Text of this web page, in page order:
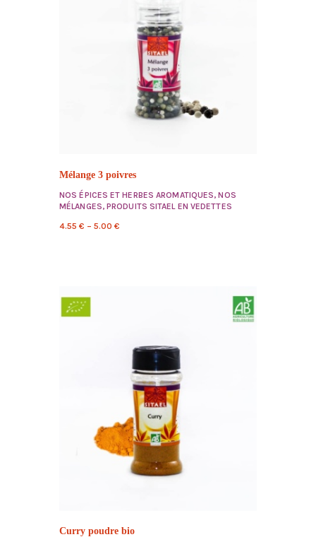
Mélange 3 poivres
NOS ÉPICES ET HERBES AROMATIQUES,NOS
MÉLANGES,PRODUITS SITAEL EN VEDETTES
4.55 € – 5.00 €
Curry poudre bio